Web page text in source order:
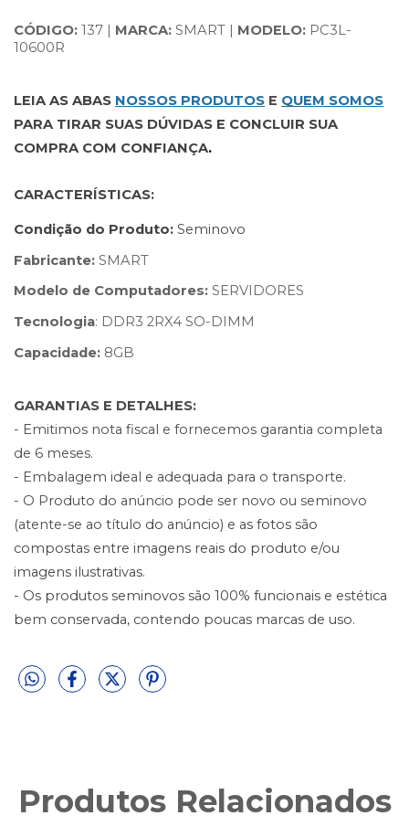
CÓDIGO: 137 | MARCA: SMART | MODELO: PC3L-
10600R
LEIA AS ABAS NOSSOS PRODUTOS E QUEM SOMOS
PARA TIRAR SUAS DÚVIDAS E CONCLUIR SUA
COMPRA COM CONFIANÇA.
CARACTERÍSTICAS:
Condição do Produto: Seminovo
Fabricante: SMART
Modelo de Computadores: SERVIDORES
Tecnologia: DDR3 2RX4 SO-DIMM
Capacidade: 8GB
GARANTIAS E DETALHES:
- Emitimos nota fiscal e fornecemos garantia completa
de 6 meses.
- Embalagem ideal e adequada para o transporte.
- O Produto do anúncio pode ser novo ou seminovo
(atente-se ao título do anúncio) e as fotos são
compostas entre imagens reais do produto e/ou
imagens ilustrativas.
- Os produtos seminovos são 100% funcionais e estética
bem conservada, contendo poucas marcas de uso.
Produtos Relacionados